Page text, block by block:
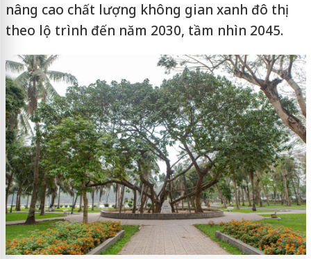
nâng cao chất lượng không gian xanh đô thị
theo lộ trình đến năm 2030, tầm nhìn 2045.